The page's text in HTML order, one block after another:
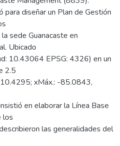
para diseñar un Plan de Gestión
sede Guanacaste en
Ubicado
10.43064 EPSG: 4326) en un
2.5
xMáx.: -85.0843,
en elaborar la Línea Base
los
las generalidades del